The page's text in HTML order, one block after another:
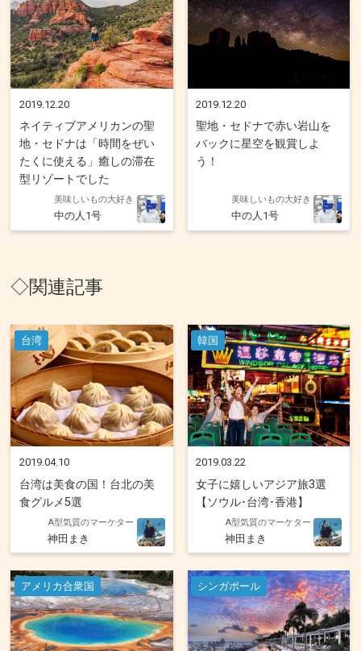
2019.12.20
ネイティブアメリカンの聖
地・セドナは「時間をぜい
たくに使える」癒しの滞在
型リゾートでした
美味しいもの大好き
中の人1号
2019.12.20
聖地・セドナで赤い岩山を
バックに星空を観賞しよ
う！
美味しいもの大好き
中の人1号
◇関連記事
台湾
2019.04.10
台湾は美食の国！台北の美
食グルメ5選
A型気質のマーケター
神田まき
韓国
2019.03.22
女子に嬉しいアジア旅3選
【ソウル･台湾･香港】
A型気質のマーケター
神田まき
アメリカ合衆国 シンガポール